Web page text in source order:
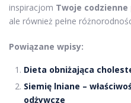
inspiracjom Twoje codzienne
ale również pełne
Powiązane wpisy:
Dieta obniżająca
Siemię lniane –
odżywcze